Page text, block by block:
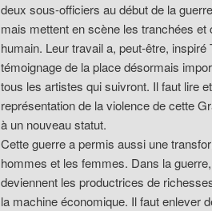
deux sous-officiers au début de la
mais mettent en scène les tranchées
humain. Leur travail a, peut-être,
témoignage de la place désormais
tous les artistes qui suivront. Il faut lire
représentation de la violence de cette
à un nouveau statut.
Cette guerre a permis aussi une
hommes et les femmes. Dans la
deviennent les productrices de
la machine économique. Il faut enlever